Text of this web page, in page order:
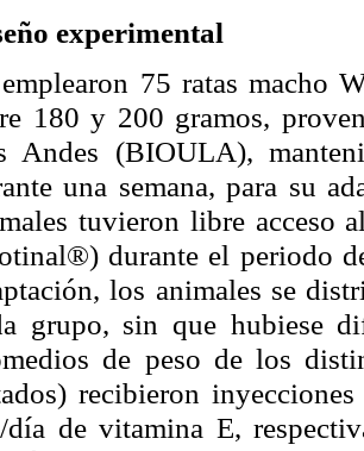
experimental
75 ratas macho
180 y 200 gramos,
Andes (BIOULA),
una semana, para su
tuvieron libre acceso
durante el periodo
los animales se
grupo, sin que hubiese
de peso de los
recibieron
día de vitamina E,